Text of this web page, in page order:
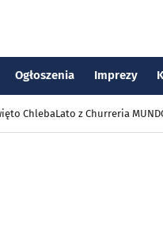
Ogłoszenia Imprezy
ChlebaLato z Churreria